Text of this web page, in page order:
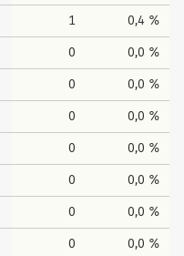
1 0,4 %
0 0,0 %
0 0,0 %
0 0,0 %
0 0,0 %
0 0,0 %
0 0,0 %
0 0,0 %